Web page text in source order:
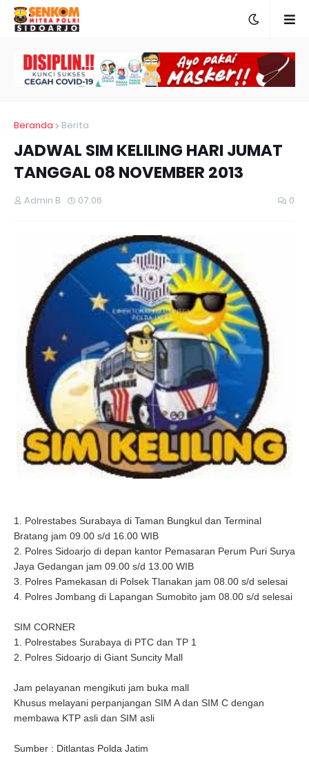
Beranda Berita
JADWAL SIM KELILING HARI JUMAT
TANGGAL 08 NOVEMBER 2013
Admin B 07.06 0
1. Polrestabes Surabaya di Taman Bungkul dan Terminal
Bratang jam 09.00 s/d 16.00 WIB
2. Polres Sidoarjo di depan kantor Pemasaran Perum Puri Surya
Jaya Gedangan jam 09.00 s/d 13.00 WIB
3. Polres Pamekasan di Polsek Tlanakan jam 08.00 s/d selesai
4. Polres Jombang di Lapangan Sumobito jam 08.00 s/d selesai
SIM CORNER
1. Polrestabes Surabaya di PTC dan TP 1
2. Polres Sidoarjo di Giant Suncity Mall
Jam pelayanan mengikuti jam buka mall
Khusus melayani perpanjangan SIM A dan SIM C dengan
membawa KTP asli dan SIM asli
Sumber : Ditlantas Polda Jatim